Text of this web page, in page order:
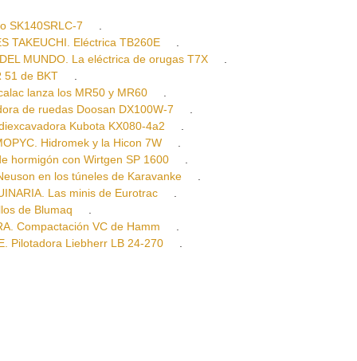
SK140SRLC-7
.
TAKEUCHI. Eléctrica TB260E
.
MUNDO. La eléctrica de orugas T7X
.
51 de BKT
.
lanza los MR50 y MR60
.
de ruedas Doosan DX100W-7
.
Kubota KX080-4a2
.
Hidromek y la Hicon 7W
.
hormigón con Wirtgen SP 1600
.
en los túneles de Karavanke
.
Las minis de Eurotrac
.
de Blumaq
.
Compactación VC de Hamm
.
Pilotadora Liebherr LB 24-270
.